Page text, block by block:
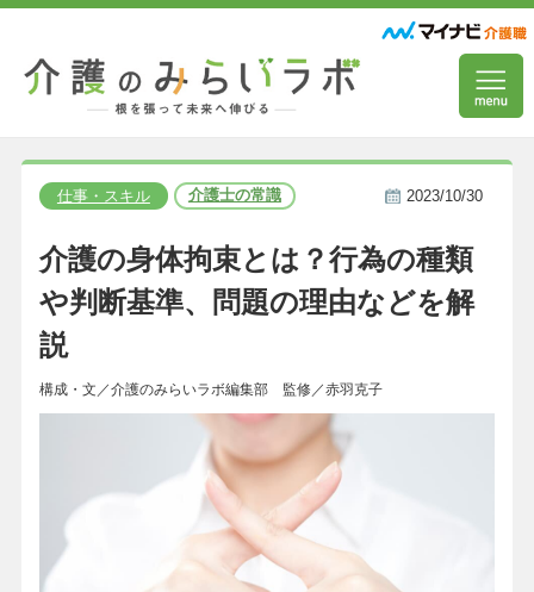
仕事・スキル 介護士の常識 2023/10/30
介護の身体拘束とは？行為の種類
や判断基準、問題の理由などを解
説
構成・文／介護のみらいラボ編集部 監修／赤羽克子